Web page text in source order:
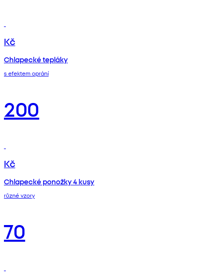
Kč
Chlapecké tepláky
s efektem oprání
200
Kč
Chlapecké ponožky 4 kusy
různé vzory
70